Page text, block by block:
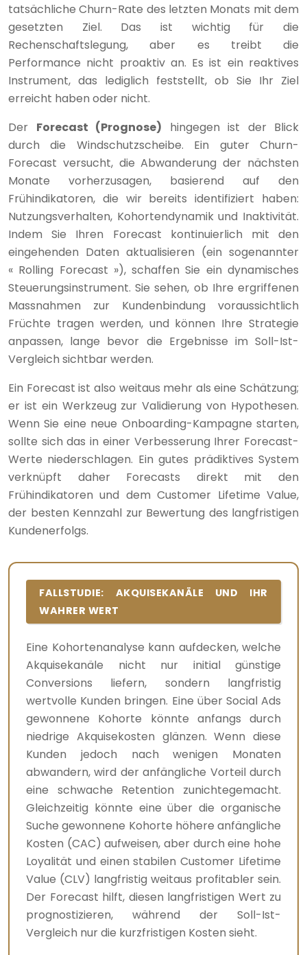
tatsächliche Churn-Rate des letzten Monats mit dem
gesetzten Ziel. Das ist wichtig für die
Rechenschaftslegung, aber es treibt die
Performance nicht proaktiv an. Es ist ein reaktives
Instrument, das lediglich feststellt, ob Sie Ihr Ziel
erreicht haben oder nicht.
Der Forecast (Prognose) hingegen ist der Blick
durch die Windschutzscheibe. Ein guter Churn-
Forecast versucht, die Abwanderung der nächsten
Monate vorherzusagen, basierend auf den
Frühindikatoren, die wir bereits identifiziert haben:
Nutzungsverhalten, Kohortendynamik und Inaktivität.
Indem Sie Ihren Forecast kontinuierlich mit den
eingehenden Daten aktualisieren (ein sogenannter
« Rolling Forecast »), schaffen Sie ein dynamisches
Steuerungsinstrument. Sie sehen, ob Ihre ergriffenen
Massnahmen zur Kundenbindung voraussichtlich
Früchte tragen werden, und können Ihre Strategie
anpassen, lange bevor die Ergebnisse im Soll-Ist-
Vergleich sichtbar werden.
Ein Forecast ist also weitaus mehr als eine Schätzung;
er ist ein Werkzeug zur Validierung von Hypothesen.
Wenn Sie eine neue Onboarding-Kampagne starten,
sollte sich das in einer Verbesserung Ihrer Forecast-
Werte niederschlagen. Ein gutes prädiktives System
verknüpft daher Forecasts direkt mit den
Frühindikatoren und dem Customer Lifetime Value,
der besten Kennzahl zur Bewertung des langfristigen
Kundenerfolgs.
FALLSTUDIE: AKQUISEKANÄLE UND IHR
WAHRER WERT
Eine Kohortenanalyse kann aufdecken, welche
Akquisekanäle nicht nur initial günstige
Conversions liefern, sondern langfristig
wertvolle Kunden bringen. Eine über Social Ads
gewonnene Kohorte könnte anfangs durch
niedrige Akquisekosten glänzen. Wenn diese
Kunden jedoch nach wenigen Monaten
abwandern, wird der anfängliche Vorteil durch
eine schwache Retention zunichtegemacht.
Gleichzeitig könnte eine über die organische
Suche gewonnene Kohorte höhere anfängliche
Kosten (CAC) aufweisen, aber durch eine hohe
Loyalität und einen stabilen Customer Lifetime
Value (CLV) langfristig weitaus profitabler sein.
Der Forecast hilft, diesen langfristigen Wert zu
prognostizieren, während der Soll-Ist-
Vergleich nur die kurzfristigen Kosten sieht.